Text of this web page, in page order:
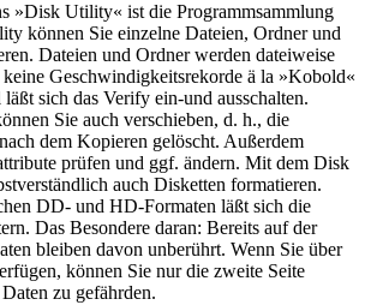
»Disk Utility« ist die Programmsammlung
können Sie einzelne Dateien, Ordner und
Dateien und Ordner werden dateiweise
Geschwindigkeitsrekorde ä la »Kobold«
sich das Verify ein-und ausschalten.
Sie auch verschieben, d. h., die
dem Kopieren gelöscht. Außerdem
prüfen und ggf. ändern. Mit dem Disk
auch Disketten formatieren.
DD- und HD-Formaten läßt sich die
Das Besondere daran: Bereits auf der
bleiben davon unberührt. Wenn Sie über
können Sie nur die zweite Seite
zu gefährden.